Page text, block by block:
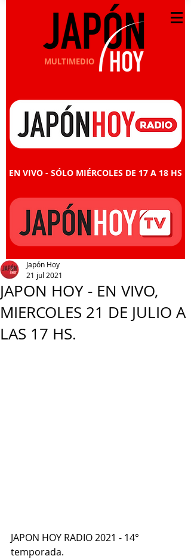
MULTIMEDIO
EN VIVO - SÓLO MIÉRCOLES DE 17 A 18 HS
JAPON HOY - EN VIVO,
MIERCOLES 21 DE JULIO A
LAS 17 HS.
Japón Hoy
21 jul 2021
JAPON HOY RADIO 2021 - 14°
temporada.